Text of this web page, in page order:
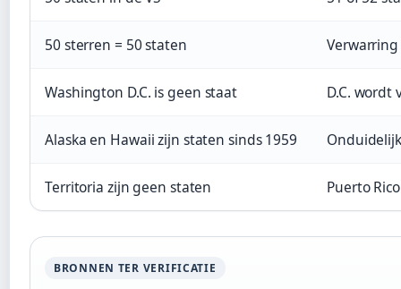
50 sterren = 50 staten
Washington D.C. is geen staat D.C. wordt
Alaska en Hawaii zijn staten sinds 1959
Territoria zijn geen staten Puerto
BRONNEN TER VERIFICATIE